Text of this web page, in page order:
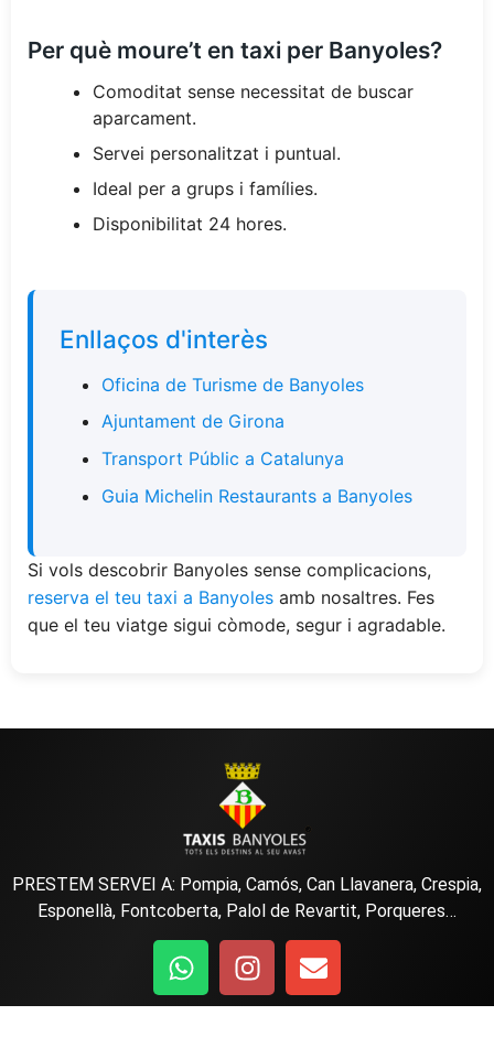
Per què moure’t en taxi per Banyoles?
Comoditat sense necessitat de buscar
aparcament.
Servei personalitzat i puntual.
Ideal per a grups i famílies.
Disponibilitat 24 hores.
Enllaços d'interès
Oficina de Turisme de Banyoles
Ajuntament de Girona
Transport Públic a Catalunya
Guia Michelin Restaurants a Banyoles
Si vols descobrir Banyoles sense complicacions,
reserva el teu taxi a Banyoles amb nosaltres. Fes
que el teu viatge sigui còmode, segur i agradable.
PRESTEM SERVEI A: Pompia, Camós, Can Llavanera, Crespia,
Esponellà, Fontcoberta, Palol de Revartit, Porqueres…